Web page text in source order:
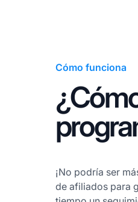
Cómo funciona
¡No podría ser
de afiliados para